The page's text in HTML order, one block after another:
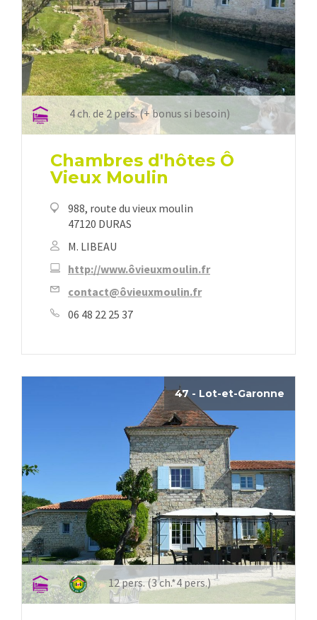
4 ch. de 2 pers. (+ bonus si besoin)
Chambres d'hôtes Ô
Vieux Moulin
988, route du vieux moulin
47120 DURAS
M. LIBEAU
http://www.ôvieuxmoulin.fr
contact@ôvieuxmoulin.fr
06 48 22 25 37
47 - Lot-et-Garonne
12 pers. (3 ch.*4 pers.)